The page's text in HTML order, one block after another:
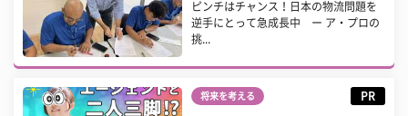
ピンチはチャンス！日本の物流問題を
逆手にとって急成長中 ー ア・プロの
挑...
将来を考える PR